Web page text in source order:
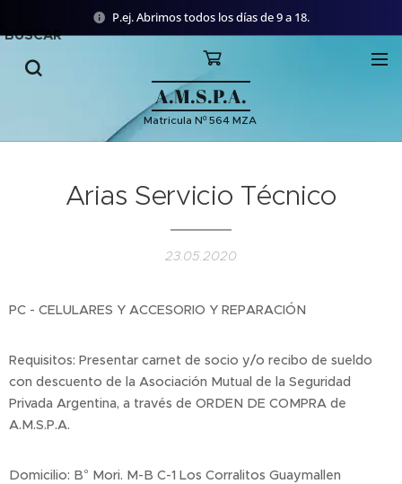
P.ej. Abrimos todos los días de 9 a 18.
A.M.S.P.A.
Matricula Nº 564 MZA
BUSCAR
Arias Servicio Técnico
23.05.2020
PC - CELULARES Y ACCESORIO Y REPARACIÓN
Requisitos: Presentar carnet de socio y/o recibo de sueldo
con descuento de la Asociación Mutual de la Seguridad
Privada Argentina, a través de ORDEN DE COMPRA de
A.M.S.P.A.
Domicilio: B° Mori. M-B C-1 Los Corralitos Guaymallen